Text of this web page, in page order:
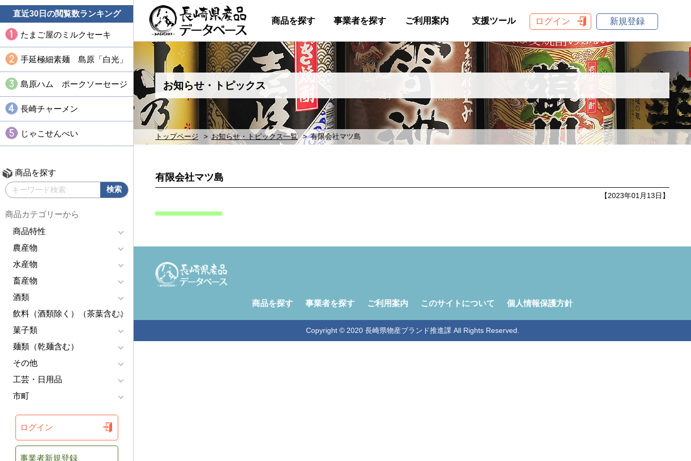
直近30日の閲覧数ランキング
たまご屋のミルクセーキ
手延極細素麺 島原「白光」
島原ハム ポークソーセージ
長崎チャーメン
じゃこせんべい
商品を探す
商品カテゴリーから
商品特性
農産物
水産物
畜産物
酒類
飲料（酒類除く）（茶葉含む）
菓子類
麺類（乾麺含む）
その他
工芸・日用品
市町
ログイン
事業者新規登録
商品を探す 事業者を探す ご利用案内 支援ツール ログイン 新規登録
お知らせ・トピックス
トップページ お知らせ・トピックス一覧 有限会社マツ島
有限会社マツ島
【2023年01月13日】
商品を探す 事業者を探す ご利用案内 このサイトについて 個人情報保護方針
Copyright © 2020 長崎県物産ブランド推進課 All Rights Reserved.